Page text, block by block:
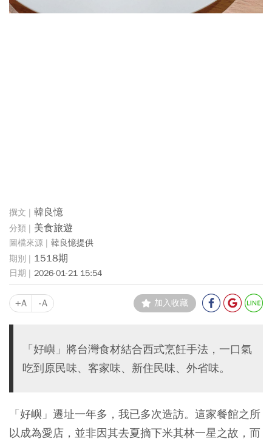
韓良憶
美食旅遊
韓良憶提供
1518期
2026-01-21 15:54
+A -A 加入收藏
「好嶼」將台灣食材結合西式烹飪手法，一口氣
吃到原民味、客家味、新住民味、外省味。
「好嶼」遷址一年多，我已多次造訪。這家餐館之所
以成為愛店，並非因其去夏摘下米其林一星之故，而